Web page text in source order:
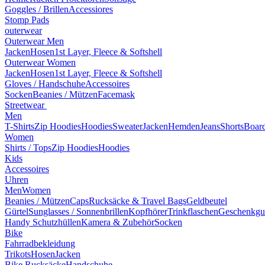
Goggles / BrillenAccessiores
Stomp Pads
outerwear
Outerwear Men
JackenHosen1st Layer, Fleece & Softshell
Outerwear Women
JackenHosen1st Layer, Fleece & Softshell
Gloves / HandschuheAccessoires
SockenBeanies / MützenFacemask
Streetwear
Men
T-ShirtsZip HoodiesHoodiesSweaterJackenHemdenJeansShorts
Women
Shirts / TopsZip HoodiesHoodies
Kids
Accessoires
Uhren
MenWomen
Beanies / MützenCapsRucksäcke & Travel BagsGeldbeutel
GürtelSunglasses / SonnenbrillenKopfhörerTrinkflaschen
Handy SchutzhüllenKamera & ZubehörSocken
Bike
Fahrradbekleidung
TrikotsHosenJacken